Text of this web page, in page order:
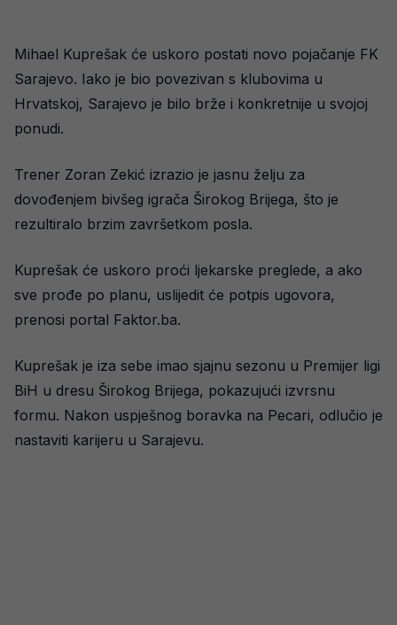
Mihael Kuprešak će uskoro postati novo pojačanje FK
Sarajevo. Iako je bio povezivan s klubovima u
Hrvatskoj, Sarajevo je bilo brže i konkretnije u svojoj
ponudi.
Trener Zoran Zekić izrazio je jasnu želju za
dovođenjem bivšeg igrača Širokog Brijega, što je
rezultiralo brzim završetkom posla.
Kuprešak će uskoro proći ljekarske preglede, a ako
sve prođe po planu, uslijedit će potpis ugovora,
prenosi portal Faktor.ba.
Kuprešak je iza sebe imao sjajnu sezonu u Premijer ligi
BiH u dresu Širokog Brijega, pokazujući izvrsnu
formu. Nakon uspješnog boravka na Pecari, odlučio je
nastaviti karijeru u Sarajevu.